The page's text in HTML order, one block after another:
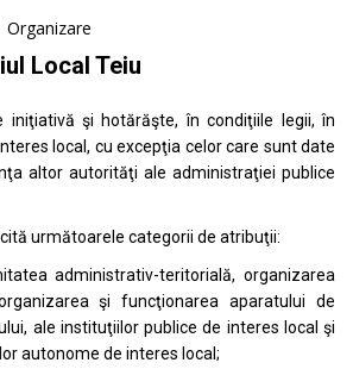
Organizare
Local Teiu
iniţiativă şi hotărăşte, în condiţiile legii, în
local, cu excepţia celor care sunt date
altor autorităţi ale administraţiei publice
următoarele categorii de atribuţii:
administrativ-teritorială, organizarea
şi funcţionarea aparatului de
ale instituţiilor publice de interes local şi
autonome de interes local;